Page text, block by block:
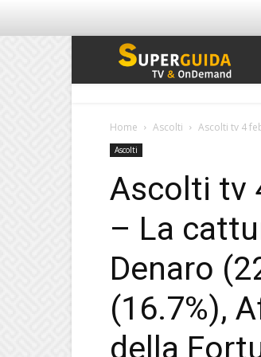
Home Ascolti Ascolti tv 4
Ascolti
Ascolti tv
– La
Denaro
(16.7%),
della